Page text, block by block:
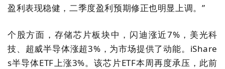
盈利表现稳健，二季度盈利预期修正也明显上调。”
个股方面，存储芯片板块中，闪迪涨近7%，美光科
技、超威半导体涨超3%，为市场提供了动能。iShare
s半导体ETF上涨3%。该芯片ETF本周再度承压，此前